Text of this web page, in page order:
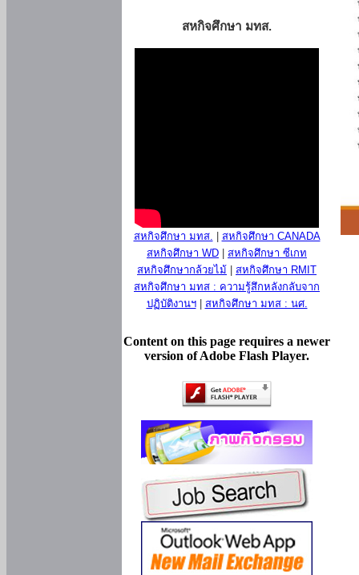
สหกิจศึกษา มทส.
สหกิจศึกษา มทส.
สหกิจศึกษา CANADA
สหกิจศึกษา WD
สหกิจศึกษา ซีเกท
สหกิจศึกษากล้วยไม้
สหกิจศึกษา RMIT
สหกิจศึกษา มทส : ความรู้สึกหลังกลับจาก
ปฏิบัติงานฯ| สหกิจศึกษา มทส : นศ.
Content on this page requires a newer
version of Adobe Flash Player.